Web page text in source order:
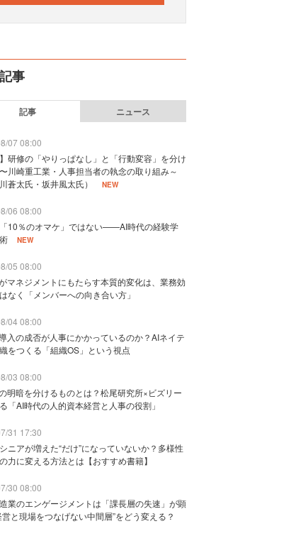
事
記事 ニュース
07 08:00
】研修の「やりっぱなし」と「行動変容」を分け
川崎重工業・人事担当者の執念の取り組み～
蒼太氏・坂井風太氏）
NEW
06 08:00
10％のオマケ」ではない——AI時代の経験学
NEW
05 08:00
マネジメントにもたらす本質的変化は、業務効
なく「メンバーへの向き合い方」
04 08:00
入の成否が人事にかかっているのか？AIネイテ
をつくる「組織OS」という視点
03 08:00
明暗を分けるものとは？松尾研究所×ビズリー
「AI時代の人的資本経営と人事の役割」
31 17:30
ニアが増えた“だけ”になっていないか？多様性
力に変える方法とは【おすすめ書籍】
30 08:00
業のエンゲージメントは「課長層の失速」が顕
と現場をつなげない中間層”をどう変える？